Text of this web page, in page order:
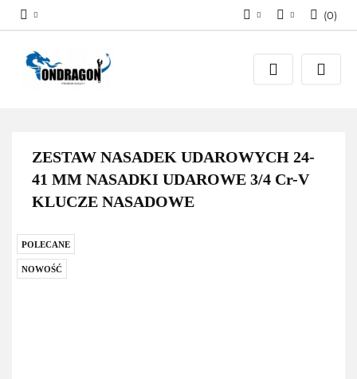
PLN
Zaloguj się
Załóż konto
(0)
ZESTAW NASADEK UDAROWYCH 24-
41 MM NASADKI UDAROWE 3/4 Cr-V
KLUCZE NASADOWE
POLECANE
NOWOŚĆ